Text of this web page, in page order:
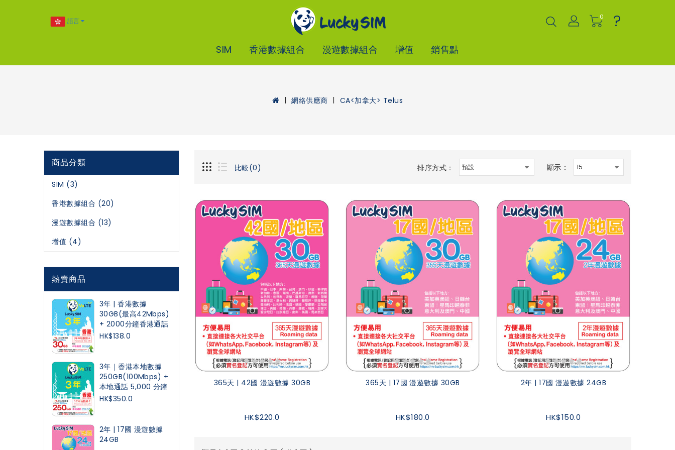
語言
0 ?
SIM 香港數據組合 漫遊數據組合 增值 銷售點
網絡供應商 CA<加拿大> Telus
商品分類
SIM (3)
香港數據組合 (20)
漫遊數據組合 (13)
增值 (4)
熱賣商品
3年 | 香港數據
30GB(最高42Mbps)
+ 2000分鐘香港通話
HK$138.0
3年｜香港本地數據
250GB(100Mbps) +
本地通話 5,000 分鐘
HK$350.0
2年 | 17國 漫遊數據
24GB
比較(0) 排序方式： 顯示：
365天 | 42國 漫遊數據 30GB
HK$220.0
365天 | 17國 漫遊數據 30GB
HK$180.0
2年 | 17國 漫遊數據 24GB
HK$150.0